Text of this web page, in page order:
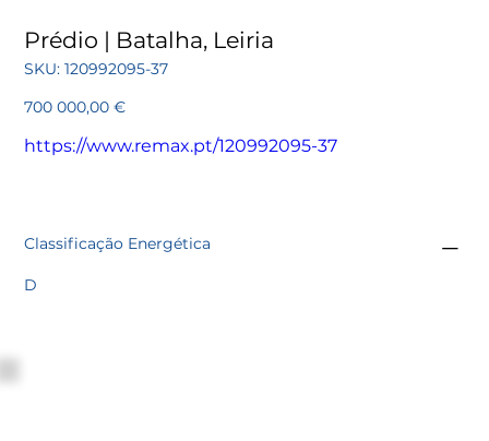
Prédio | Batalha, Leiria
SKU: SKU
120992095-
120992095-37
Preço
700 000,00 €
https://www.remax.pt/120992095-37
Classificação Energética
D